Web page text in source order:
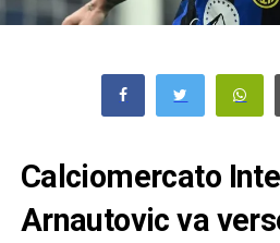
Calciomercato
Arnautovic va